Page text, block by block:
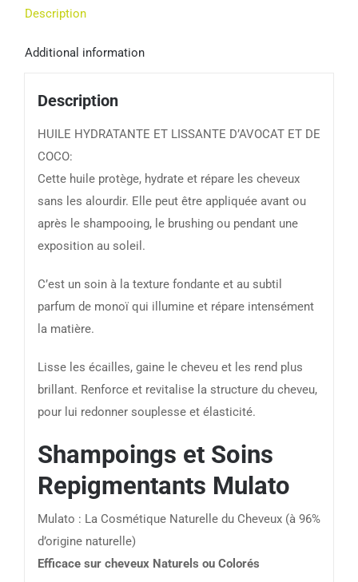
Description
Additional information
Description
HUILE HYDRATANTE ET LISSANTE D’AVOCAT ET DE
COCO:
Cette huile protège, hydrate et répare les cheveux
sans les alourdir. Elle peut être appliquée avant ou
après le shampooing, le brushing ou pendant une
exposition au soleil.
C’est un soin à la texture fondante et au subtil
parfum de monoï qui illumine et répare intensément
la matière.
Lisse les écailles, gaine le cheveu et les rend plus
brillant. Renforce et revitalise la structure du cheveu,
pour lui redonner souplesse et élasticité.
Shampoings et Soins
Repigmentants Mulato
Mulato : La Cosmétique Naturelle du Cheveux (à 96%
d’origine naturelle)
Efficace sur cheveux Naturels ou Colorés